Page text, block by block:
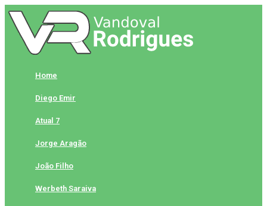
Skip
to
content
Home
Diego Emir
Atual 7
Jorge Aragão
João Filho
Werbeth Saraiva